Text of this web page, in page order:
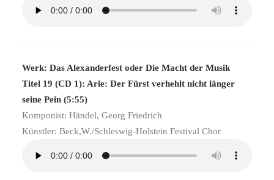
Werk: Das Alexanderfest oder Die Macht der Musik
Titel 19 (CD 1): Arie: Der Fürst verhehlt nicht länger
seine Pein (5:55)
Komponist: Händel, Georg Friedrich
Künstler: Beck,W./Schleswig-Holstein Festival Chor